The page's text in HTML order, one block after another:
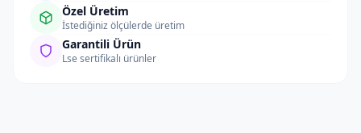
Özel Üretim
İstediğiniz ölçülerde üretim
Garantili Ürün
Lse sertifikalı ürünler